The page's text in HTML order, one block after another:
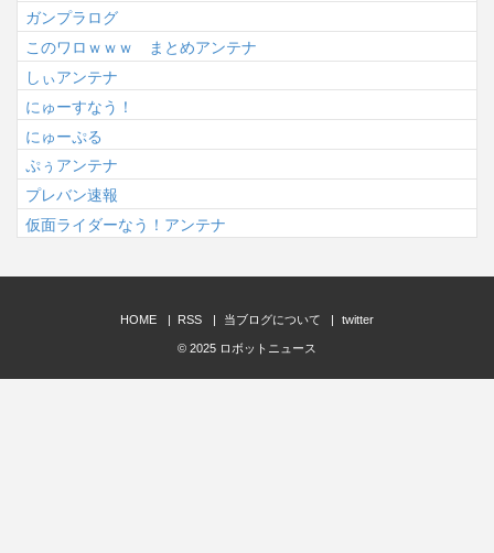
ガンプラログ
このワロｗｗｗ まとめアンテナ
しぃアンテナ
にゅーすなう！
にゅーぷる
ぷぅアンテナ
プレバン速報
仮面ライダーなう！アンテナ
HOME RSS 当ブログについて twitter
© 2025 ロボットニュース